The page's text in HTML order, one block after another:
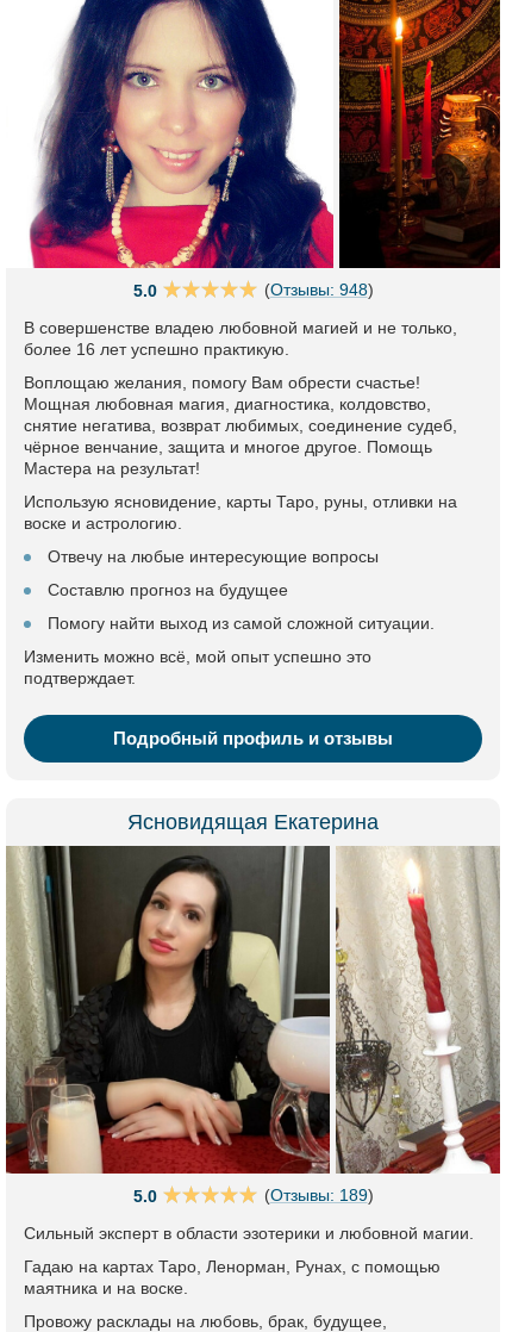
5.0 (Отзывы: 948)
В совершенстве владею любовной магией и не только,
более 16 лет успешно практикую.
Воплощаю желания, помогу Вам обрести счастье!
Мощная любовная магия, диагностика, колдовство,
снятие негатива, возврат любимых, соединение судеб,
чёрное венчание, защита и многое другое. Помощь
Мастера на результат!
Использую ясновидение, карты Таро, руны, отливки на
воске и астрологию.
Отвечу на любые интересующие вопросы
Составлю прогноз на будущее
Помогу найти выход из самой сложной ситуации.
Изменить можно всё, мой опыт успешно это
подтверждает.
Подробный профиль и отзывы
Ясновидящая Екатерина
5.0 (Отзывы: 189)
Сильный эксперт в области эзотерики и любовной магии.
Гадаю на картах Таро, Ленорман, Рунах, с помощью
маятника и на воске.
Провожу расклады на любовь, брак, будущее,